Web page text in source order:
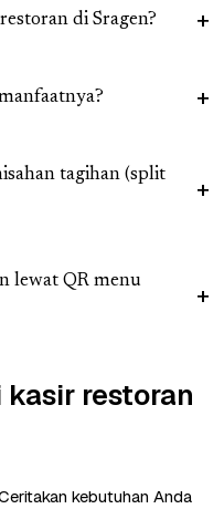
di Sragen?
tagihan (split
lewat QR menu
restoran
kebutuhan Anda